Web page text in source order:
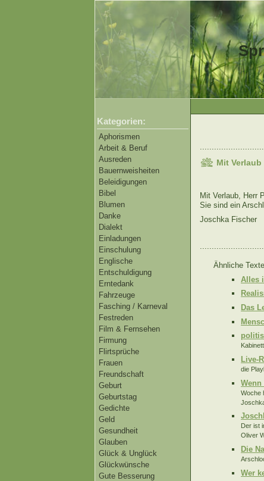
Kategorien:
Aphorismen
Arbeit & Beruf
Ausreden
Bauernweisheiten
Beleidigungen
Bibel
Blumen
Danke
Dialekt
Einladungen
Einschulung
Englische
Entschuldigung
Erntedank
Fahrzeuge
Fasching / Karneval
Festreden
Film & Fernsehen
Firmung
Flirtsprüche
Frauen
Freundschaft
Geburt
Geburtstag
Gedichte
Geld
Gesundheit
Glauben
Glück & Unglück
Glückwünsche
Gute Besserung
Mit Verlaub
Mit Verlaub, Herr
Sie sind ein
Joschka Fischer
Ähnliche
Alles
Das
Live-
die
Wenn
Woche
Der ist
Oliver
Die
Wer